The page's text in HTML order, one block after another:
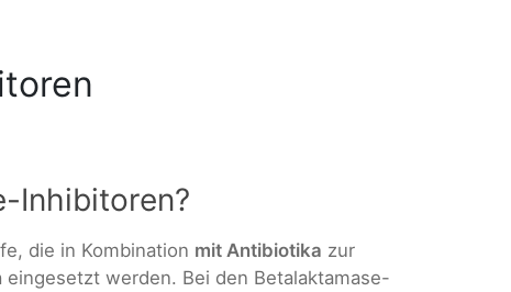
Inhibitoren?
die in Kombination mit Antibiotika zur
eingesetzt werden. Bei den Betalaktamase-